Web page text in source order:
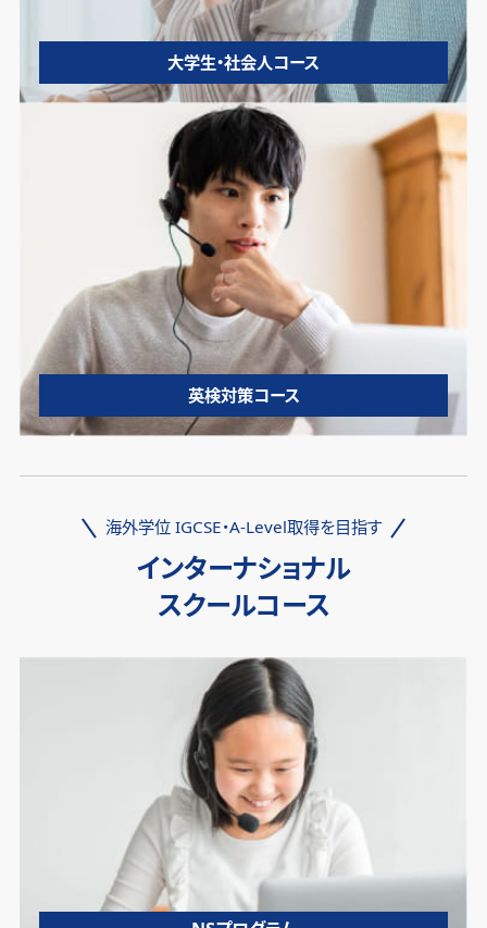
大学生・社会人コース
英検対策コース
海外学位 IGCSE・A-Level取得を目指す
インターナショナル
スクールコース